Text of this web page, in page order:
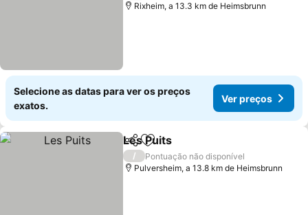
Rixheim, a 13.3 km de Heimsbrunn
Selecione as datas para ver os preços
exatos.
Ver preços
PartilharAdicionar aos favoritos
Les Puits
/
Pontuação não disponível
Pulversheim, a 13.8 km de Heimsbrunn